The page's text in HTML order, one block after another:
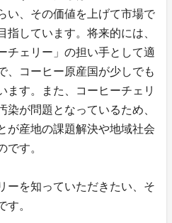
い、その価値を上げて市場で
しています。将来的には、
チェリー」の担い手として適
、コーヒー原産国が少しでも
ます。また、コーヒーチェリ
染が問題となっているため、
が産地の課題解決や地域社会
です。
ーを知っていただきたい、そ
す。